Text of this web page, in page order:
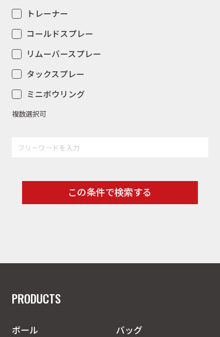
トレーナー
コールドスプレー
リムーバースプレー
タックスプレー
ミニボウリング
複数選択可
この条件で検索する
PRODUCTS
ボール
バッグ